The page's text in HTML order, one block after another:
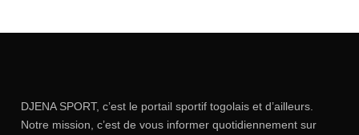
DJENA SPORT, c’est le portail sportif togolais et d’ailleurs.
Notre mission, c’est de vous informer quotidiennement sur